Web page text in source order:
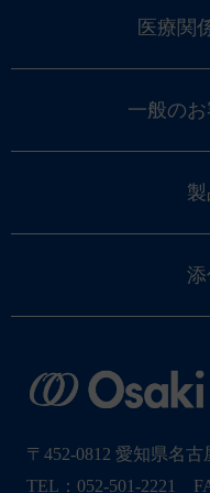
医療関
一般の
〒452-0812 愛知県名
TEL：052-501-2221